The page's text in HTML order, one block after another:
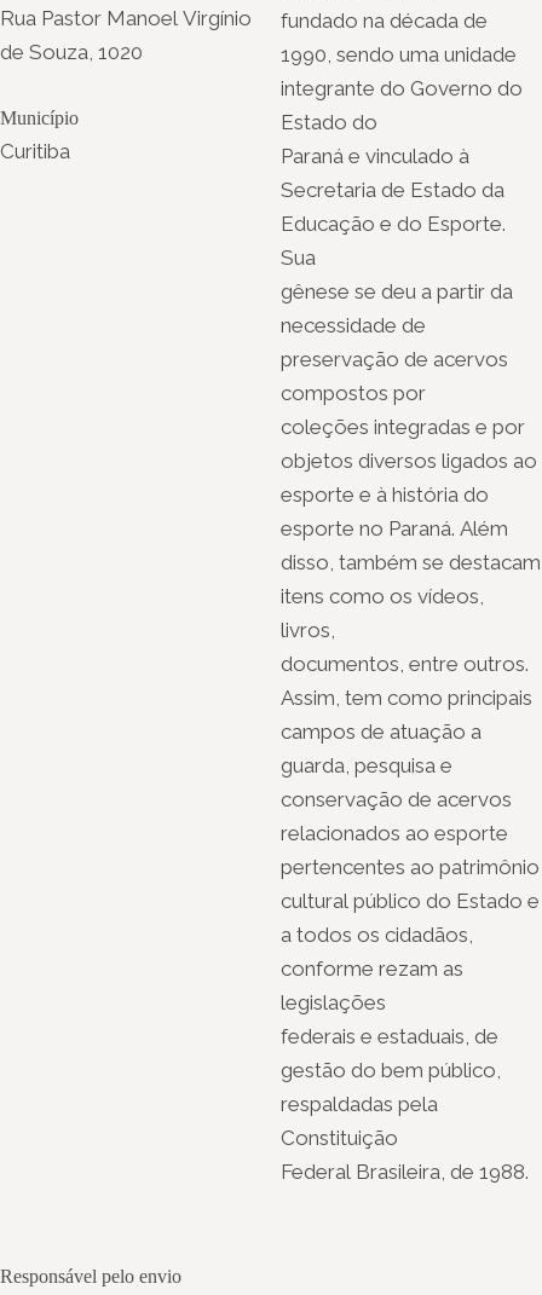
Rua Pastor Manoel Virgínio
de Souza, 1020
Município
Curitiba
fundado na década de
1990, sendo uma unidade
integrante do Governo do
Estado do
Paraná e vinculado à
Secretaria de Estado da
Educação e do Esporte.
Sua
gênese se deu a partir da
necessidade de
preservação de acervos
compostos por
coleções integradas e por
objetos diversos ligados ao
esporte e à história do
esporte no Paraná. Além
disso, também se destacam
itens como os vídeos,
livros,
documentos, entre outros.
Assim, tem como principais
campos de atuação a
guarda, pesquisa e
conservação de acervos
relacionados ao esporte
pertencentes ao patrimônio
cultural público do Estado e
a todos os cidadãos,
conforme rezam as
legislações
federais e estaduais, de
gestão do bem público,
respaldadas pela
Constituição
Federal Brasileira, de 1988.
Responsável pelo envio